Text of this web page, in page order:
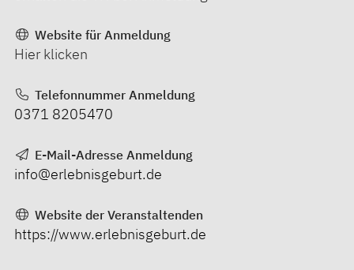
Website für Anmeldung
Hier klicken
Telefonnummer Anmeldung
0371 8205470
E-Mail-Adresse Anmeldung
info@erlebnisgeburt.de
Website der Veranstaltenden
https://www.erlebnisgeburt.de